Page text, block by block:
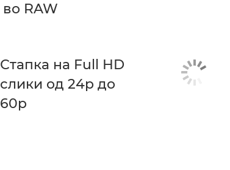
во RAW
Стапка на Full HD
слики од 24p до
60p